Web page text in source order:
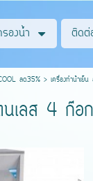
องน้ำ ติดต่
ลด35%> เครื่องทําน้ําเ
นเลส 4